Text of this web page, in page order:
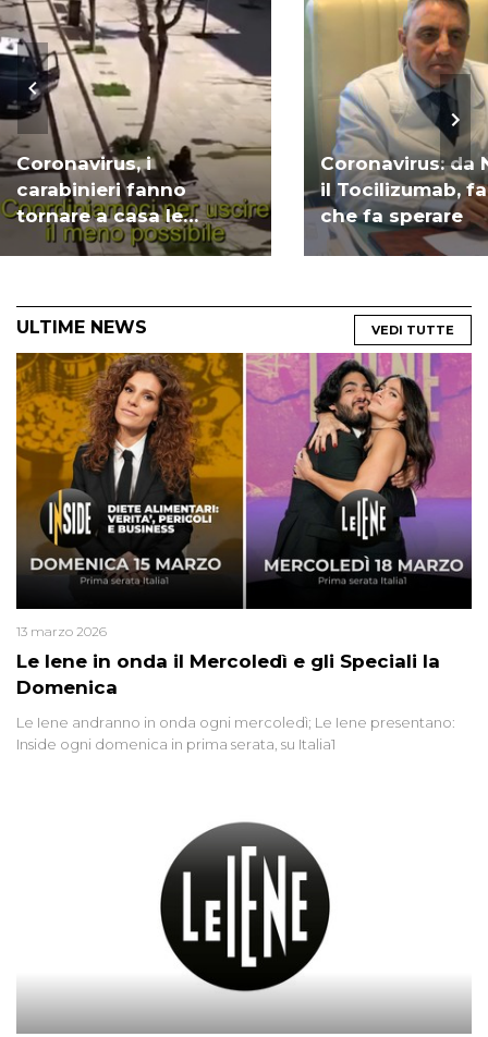
Coronavirus, i
carabinieri fanno
tornare a casa le
persone: ma si può
Coronavirus: da
il Tocilizumab,
che fa sperare
ULTIME NEWS VEDI TUTTE
Le Iene in onda il Mercoledì e gli Speciali la
Domenica
13 marzo 2026
Le Iene andranno in onda ogni mercoledì; Le Iene presentano:
Inside ogni domenica in prima serata, su Italia1